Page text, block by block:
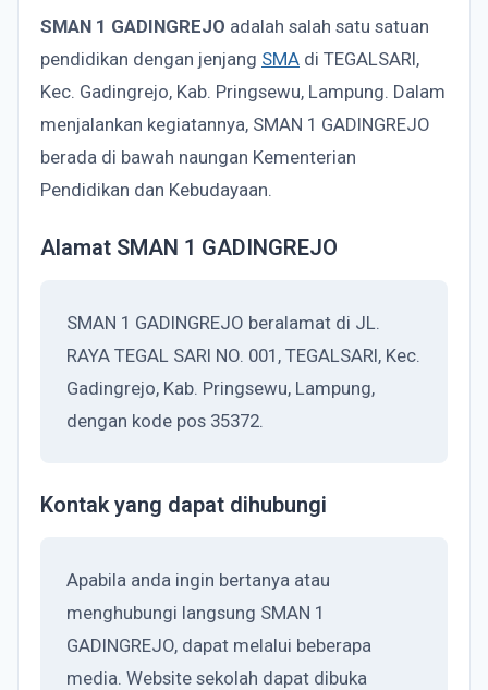
SMAN 1 GADINGREJO adalah salah satu satuan
pendidikan dengan jenjang SMA di TEGALSARI,
Kec. Gadingrejo, Kab. Pringsewu, Lampung. Dalam
menjalankan kegiatannya, SMAN 1 GADINGREJO
berada di bawah naungan Kementerian
Pendidikan dan Kebudayaan.
Alamat SMAN 1 GADINGREJO
SMAN 1 GADINGREJO beralamat di JL.
RAYA TEGAL SARI NO. 001, TEGALSARI, Kec.
Gadingrejo, Kab. Pringsewu, Lampung,
dengan kode pos 35372.
Kontak yang dapat dihubungi
Apabila anda ingin bertanya atau
menghubungi langsung SMAN 1
GADINGREJO, dapat melalui beberapa
media. Website sekolah dapat dibuka